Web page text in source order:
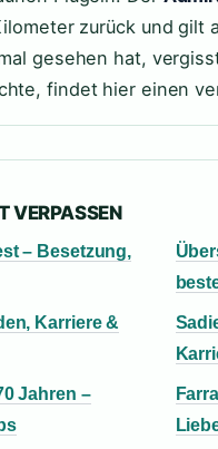
zurück und gilt
gesehen hat,
findet hier einen
VERPASSEN
– Besetzung,
Karriere &
Jahren –